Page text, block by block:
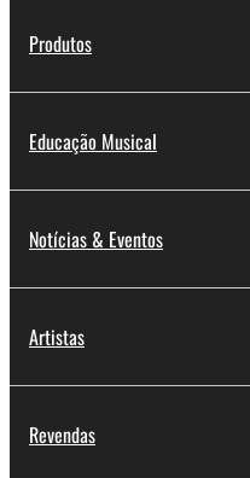
Produtos
Educação Musical
Notícias & Eventos
Artistas
Revendas